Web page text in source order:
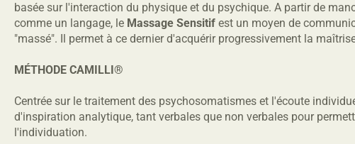
basée sur l'interaction du physique et du psychique. A partir de
comme un langage, le Massage Sensitif est un moyen de
"massé". Il permet à ce dernier d'acquérir progressivement la
MÉTHODE CAMILLI®
Centrée sur le traitement des psychosomatismes et l'écoute
d'inspiration analytique, tant verbales que non verbales pour
l'individuation.